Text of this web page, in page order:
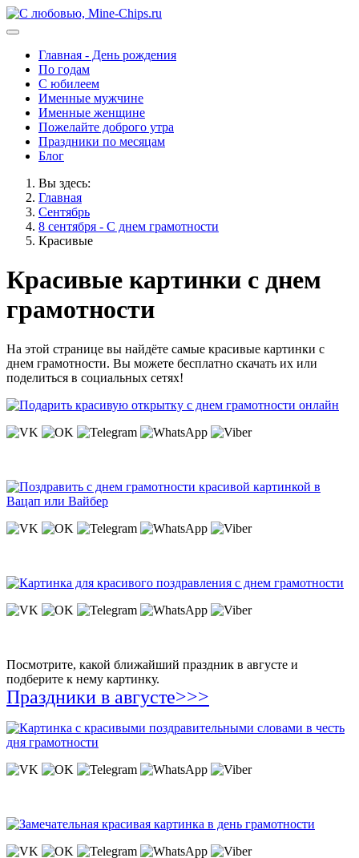
Главная - День рождения
По годам
С юбилеем
Именные мужчине
Именные женщине
Пожелайте доброго утра
Праздники по месяцам
Блог
Вы здесь:
Главная
Сентябрь
8 сентября - С днем грамотности
Красивые
Красивые картинки с днем
грамотности
На этой странице вы найдёте самые красивые картинки с
днем грамотности. Вы можете бесплатно скачать их или
поделиться в социальных сетях!
Посмотрите, какой ближайший праздник в августе и
подберите к нему картинку.
Праздники в августе>>>